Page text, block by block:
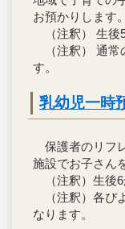
お預かりします。
（注釈） 生後
（注釈） 通常
す。
乳幼児一時
保護者のリフ
施設でお子さん
（注釈）生後6
（注釈）各ぴ
なります。